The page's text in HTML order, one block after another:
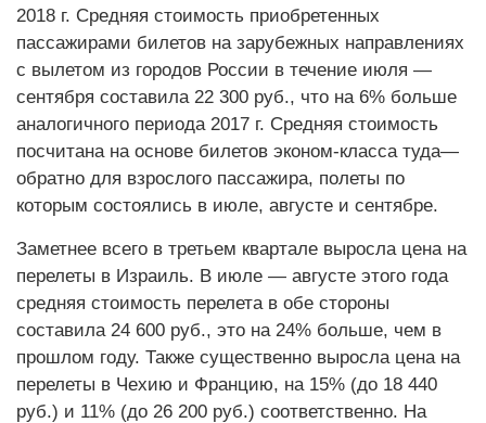
2018 г. Средняя стоимость приобретенных
пассажирами билетов на зарубежных направлениях
с вылетом из городов России в течение июля —
сентября составила 22 300 руб., что на 6% больше
аналогичного периода 2017 г. Средняя стоимость
посчитана на основе билетов эконом-класса туда—
обратно для взрослого пассажира, полеты по
которым состоялись в июле, августе и сентябре.
Заметнее всего в третьем квартале выросла цена на
перелеты в Израиль. В июле — августе этого года
средняя стоимость перелета в обе стороны
составила 24 600 руб., это на 24% больше, чем в
прошлом году. Также существенно выросла цена на
перелеты в Чехию и Францию, на 15% (до 18 440
руб.) и 11% (до 26 200 руб.) соответственно. На